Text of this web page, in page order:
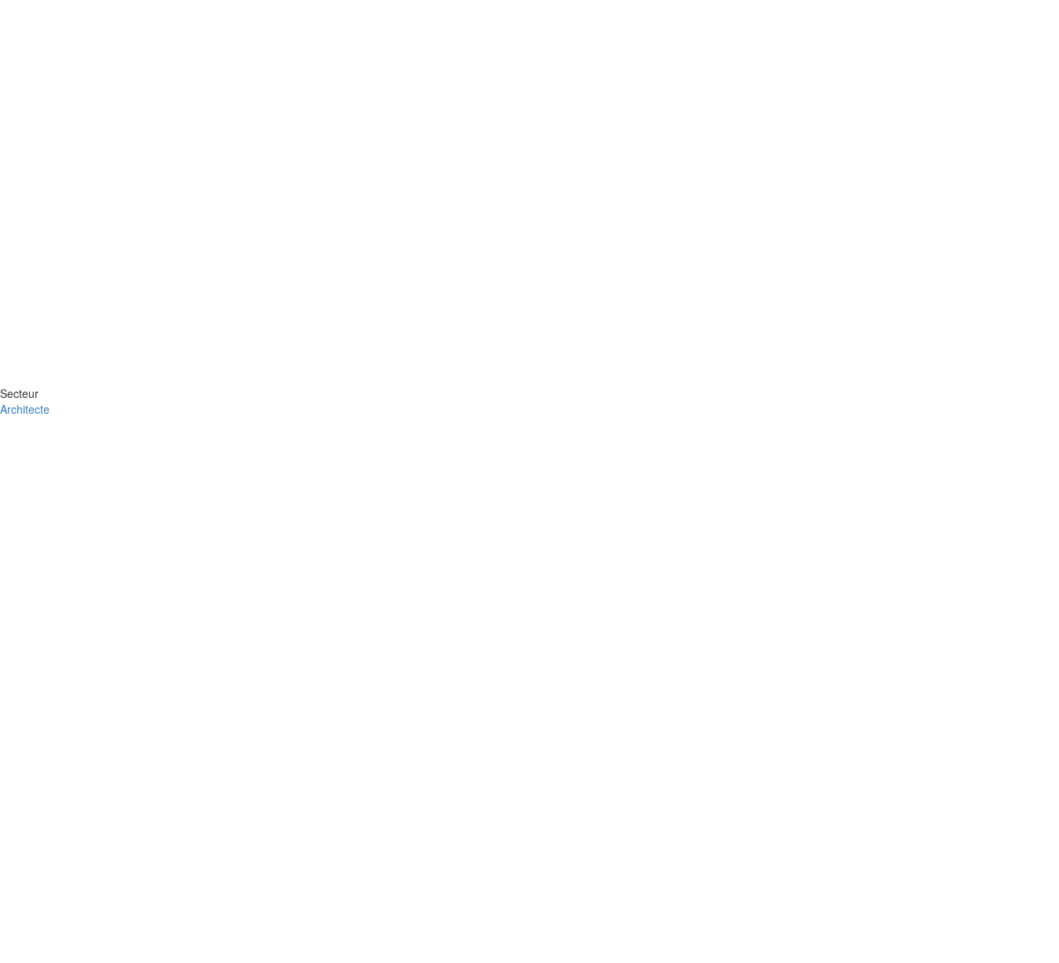
Secteur
Architecte